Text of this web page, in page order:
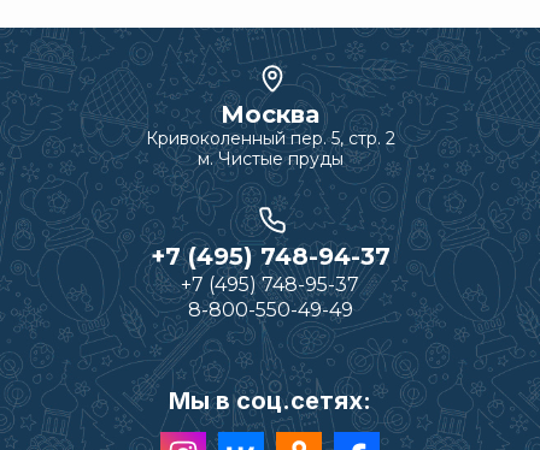
Москва
Кривоколенный пер. 5, стр. 2
м. Чистые пруды
+7 (495) 748-94-37
+7 (495) 748-95-37
8-800-550-49-49
Мы в соц.сетях: